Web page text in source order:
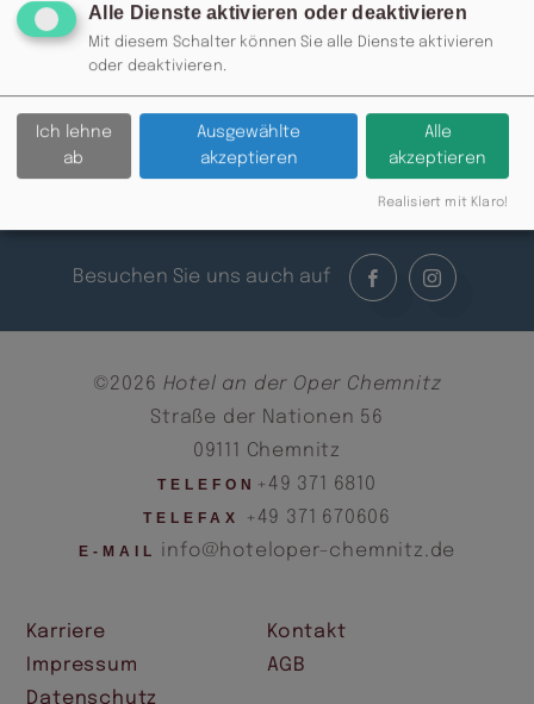
RESERVIERUNG: 0371 / 355 985
77 ODERINFO@MOSKAU-
CHEMNITZ.DE
Besuchen Sie uns auch auf
©2026 Hotel an der Oper Chemnitz
Straße der Nationen 56
09111 Chemnitz
TELEFON +49 371 6810
TELEFAX +49 371 670606
E-MAIL info@hoteloper-chemnitz.de
Karriere
Kontakt
Impressum
AGB
Datenschutz
Alle Dienste aktivieren oder deaktivieren
Mit diesem Schalter können Sie alle Dienste aktivieren
oder deaktivieren.
Ich lehne
ab
Ausgewählte
akzeptieren
Alle
akzeptieren
Realisiert mit Klaro!